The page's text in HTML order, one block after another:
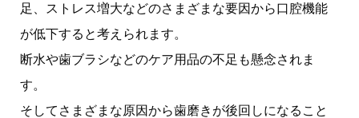
足、ストレス増大などのさまざまな要因から口腔機能
が低下すると考えられます。
断水や歯ブラシなどのケア用品の不足も懸念されま
す。
そしてさまざまな原因から歯磨きが後回しになること